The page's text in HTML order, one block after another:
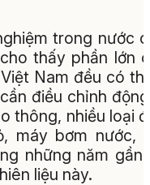
trong nước
thấy phần lớn
Nam đều có
điều chỉnh
thông, nhiều loại
máy bơm nước,
những năm gần
liệu này.